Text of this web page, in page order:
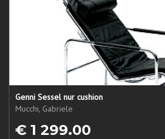
Genni Sessel nur cushion
Mucchi, Gabriele
€ 1 299.00